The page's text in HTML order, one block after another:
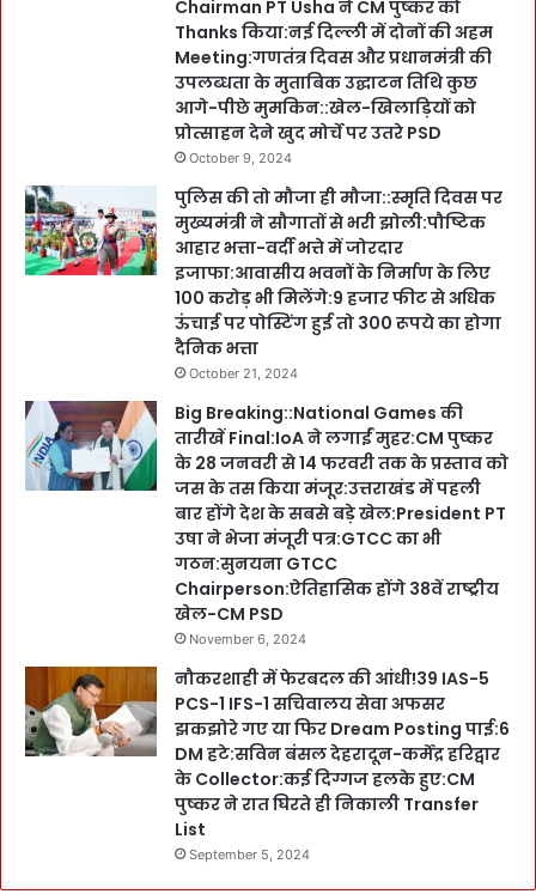
Chairman PT Usha ने CM पुष्कर को
Thanks किया:नई दिल्ली में दोनों की अहम
Meeting:गणतंत्र दिवस और प्रधानमंत्री की
उपलब्धता के मुताबिक उद्घाटन तिथि कुछ
आगे-पीछे मुमकिन::खेल-खिलाड़ियों को
प्रोत्साहन देने खुद मोर्चे पर उतरे PSD
October 9, 2024
पुलिस की तो मौजा ही मौजा::स्मृति दिवस पर
मुख्यमंत्री ने सौगातों से भरी झोली:पौष्टिक
आहार भत्ता-वर्दी भत्ते में जोरदार
इजाफा:आवासीय भवनों के निर्माण के लिए
100 करोड़ भी मिलेंगे:9 हजार फीट से अधिक
ऊंचाई पर पोस्टिंग हुई तो 300 रूपये का होगा
दैनिक भत्ता
October 21, 2024
Big Breaking::National Games की
तारीखें Final:IoA ने लगाईं मुहर:CM पुष्कर
के 28 जनवरी से 14 फरवरी तक के प्रस्ताव को
जस के तस किया मंजूर:उत्तराखंड में पहली
बार होंगे देश के सबसे बड़े खेल:President PT
उषा ने भेजा मंजूरी पत्र:GTCC का भी
गठन:सुनयना GTCC
Chairperson:ऐतिहासिक होंगे 38वें राष्ट्रीय
खेल-CM PSD
November 6, 2024
नौकरशाही में फेरबदल की आंधी!39 IAS-5
PCS-1 IFS-1 सचिवालय सेवा अफसर
झकझोरे गए या फिर Dream Posting पाई:6
DM हटे:सविन बंसल देहरादून-कर्मेंद्र हरिद्वार
के Collector:कई दिग्गज हलके हुए:CM
पुष्कर ने रात घिरते ही निकाली Transfer
List
September 5, 2024